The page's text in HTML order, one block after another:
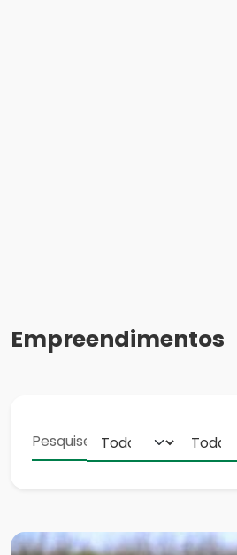
Empreendimentos